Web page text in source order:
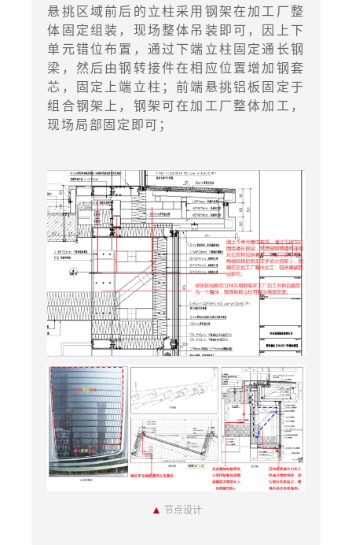
悬挑区域前后的立柱采用钢架在加工厂整
体固定组装，现场整体吊装即可，因上下
单元错位布置，通过下端立柱固定通长钢
梁，然后由钢转接件在相应位置增加钢套
芯，固定上端立柱；前端悬挑铝板固定于
组合钢架上，钢架可在加工厂整体加工，
现场局部固定即可；
▲ 节点设计